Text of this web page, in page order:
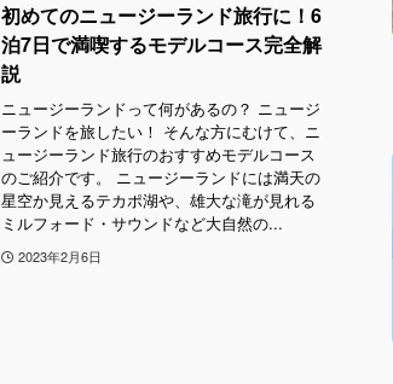
初めてのニュージーランド旅行に！6
泊7日で満喫するモデルコース完全解
説
ニュージーランドって何があるの？ ニュージ
ーランドを旅したい！ そんな方にむけて、ニ
ュージーランド旅行のおすすめモデルコース
のご紹介です。 ニュージーランドには満天の
星空か見えるテカポ湖や、雄大な滝が見れる
ミルフォード・サウンドなど大自然の...
2023年2月6日